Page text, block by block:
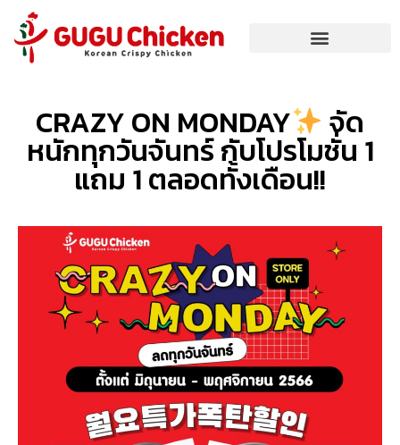
CRAZY ON MONDAY จัด
หนักทุกวันจันทร์ กับโปรโมชั่น 1
แถม 1 ตลอดทั้งเดือน!!